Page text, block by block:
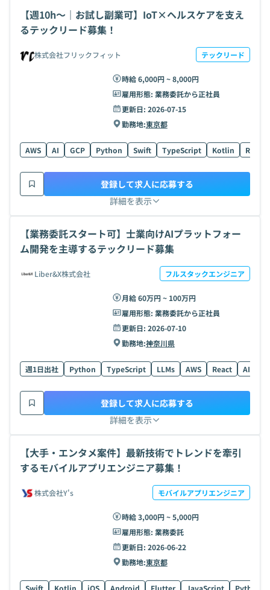
【週10h〜｜お試し副業可】IoT×ヘルスケアを支え
るテックリード募集！
株式会社フリックフィット テックリード
時給 6,000円 ~ 8,000円
雇用形態: 業務委託から正社員
更新日: 2026-07-15
勤務地:東京都
AWS AI GCP Python Swift TypeScript Kotlin React
詳細を表示
登録して求人に応募する
【業務委託スタート可】士業向けAIプラットフォー
ム開発を主導するテックリード募集
Liber&X株式会社 フルスタックエンジニア
月給 60万円 ~ 100万円
雇用形態: 業務委託から正社員
更新日: 2026-07-10
勤務地:神奈川県
週1日出社 Python TypeScript LLMs AWS React AI
詳細を表示
登録して求人に応募する
【大手・エンタメ案件】最新技術でトレンドを牽引
するモバイルアプリエンジニア募集！
株式会社Y's モバイルアプリエンジニア
時給 3,000円 ~ 5,000円
雇用形態: 業務委託
更新日: 2026-06-22
勤務地:東京都
Swift Kotlin iOS Android Flutter JavaScript Python